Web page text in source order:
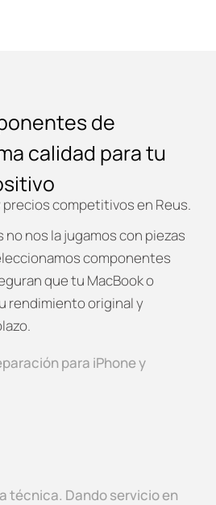
de
calidad para tu
precios competitivos en Reus.
no nos la jugamos con piezas
componentes
que tu MacBook o
rendimiento original y
para iPhone y
técnica. Dando servicio en